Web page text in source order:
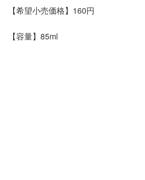
【希望小売価格】160円
【容量】85ml